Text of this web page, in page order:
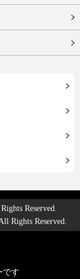
Reserved.
Rights Reserved.
です